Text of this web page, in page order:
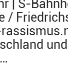
| S-
/